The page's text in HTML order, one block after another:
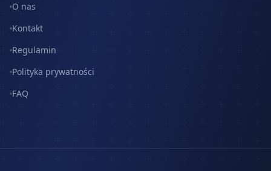
O nas
Kontakt
Regulamin
Polityka prywatności
FAQ